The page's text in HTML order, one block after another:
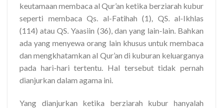
keutamaan membaca al Qur’an ketika berziarah kubur
seperti membaca Qs. al-Fatihah (1), QS. al-Ikhlas
(114) atau QS. Yaasiin (36), dan yang lain-lain. Bahkan
ada yang menyewa orang lain khusus untuk membaca
dan mengkhatamkan al Qur’an di kuburan keluarganya
pada hari-hari tertentu. Hal tersebut tidak pernah
dianjurkan dalam agama ini.
Yang dianjurkan ketika berziarah kubur hanyalah